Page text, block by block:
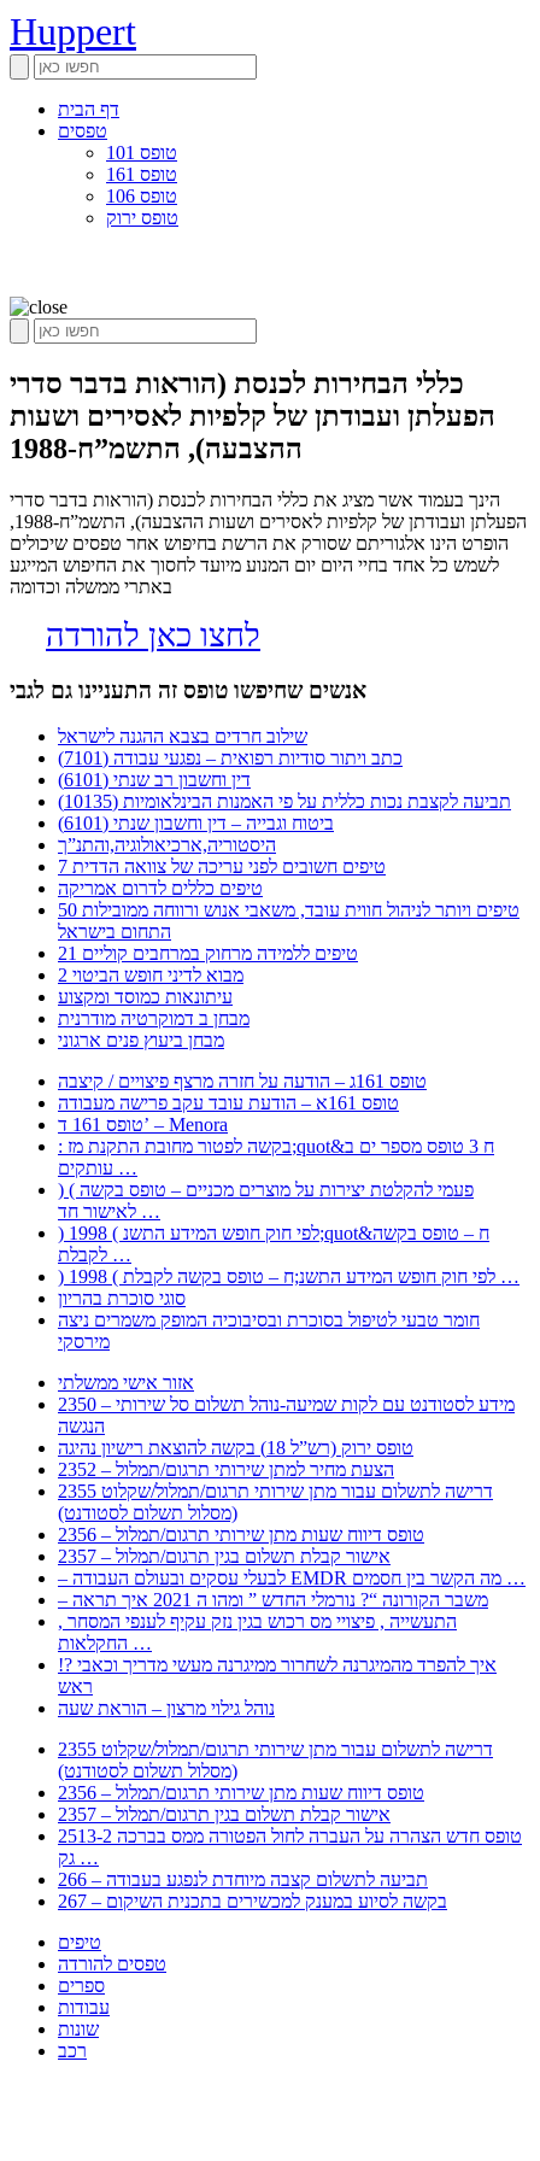
Huppert
דף הבית
טפסים
טופס 101
טופס 161
טופס 106
טופס ירוק
כללי הבחירות לכנסת (הוראות בדבר סדרי
הפעלתן ועבודתן של קלפיות לאסירים ושעות
ההצבעה), התשמ”ח-1988
הינך בעמוד אשר מציג את כללי הבחירות לכנסת (הוראות בדבר סדרי
הפעלתן ועבודתן של קלפיות לאסירים ושעות ההצבעה), התשמ”ח-1988,
הופרט הינו אלגוריתם שסורק את הרשת בחיפוש אחר טפסים שיכולים
לשמש כל אחד בחיי היום יום המנוע מיועד לחסוך את החיפוש המייגע
באתרי ממשלה וכדומה
לחצו כאן להורדה
אנשים שחיפשו טופס זה התעניינו גם לגבי
שילוב חרדים בצבא ההגנה לישראל
כתב ויתור סודיות רפואית – נפגעי עבודה (7101)
דין וחשבון רב שנתי (6101)
תביעה לקצבת נכות כללית על פי האמנות הבינלאומיות (10135)
ביטוח וגבייה – דין וחשבון שנתי (6101)
היסטוריה,ארכיאולוגיה,והתנ”ך
7 טיפים חשובים לפני עריכה של צוואה הדדית
טיפים כללים לדרום אמריקה
50 טיפים ויותר לניהול חווית עובד, משאבי אנוש ורווחה ממובילות
התחום בישראל
21 טיפים ללמידה מרחוק במרחבים קוליים
מבוא לדיני חופש הביטוי 2
עיתונאות כמוסד ומקצוע
מבחן ב דמוקרטיה מודרנית
מבחן ביעוץ פנים ארגוני
טופס 161ג – הודעה על חזרה מרצף פיצויים / קיצבה
טופס 161א – הודעת עובד עקב פרישה מעבודה
טופס 161 ד’ – Menora
: בקשה לפטור מחובת התקנת מז;quot&ח 3 טופס מספר ים ב
עותקים …
) ( פעמי להקלטת יצירות על מוצרים מכניים – טופס בקשה
לאישור חד …
) 1998 ( לפי חוק חופש המידע התשנ;quot&ח – טופס בקשה
לקבלת …
) 1998 ( לפי חוק חופש המידע התשנ;ח – טופס בקשה לקבלת …
סוגי סוכרת בהריון
חומר טבעי לטיפול בסוכרת ובסיבוכיה המופק משמרים ניצה
מירסקי
אזור אישי ממשלתי
2350 – מידע לסטודנט עם לקות שמיעה-נוהל תשלום סל שירותי
הנגשה
טופס ירוק (רש”ל 18) בקשה להוצאת רישיון נהיגה
2352 – הצעת מחיר למתן שירותי תרגום/תמלול
2355 דרישה לתשלום עבור מתן שירותי תרגום/תמלול/שקלוט
(מסלול תשלום לסטודנט)
2356 – טופס דיווח שעות מתן שירותי תרגום/תמלול
2357 – אישור קבלת תשלום בגין תרגום/תמלול
– לבעלי עסקים ובעולם העבודה EMDR מה הקשר בין חסמים …
– משבר הקורונה “? נורמלי החדש ” ומהו ה 2021 איך תראה
, התעשייה , פיצויי מס רכוש בגין נזק עקיף לענפי המסחר
החקלאות …
!? איך להפרד מהמיגרנה לשחרור ממיגרנה מעשי מדריך וכאבי
ראש
נוהל גילוי מרצון – הוראת שעה
2355 דרישה לתשלום עבור מתן שירותי תרגום/תמלול/שקלוט
(מסלול תשלום לסטודנט)
2356 – טופס דיווח שעות מתן שירותי תרגום/תמלול
2357 – אישור קבלת תשלום בגין תרגום/תמלול
2513-2 טופס חדש הצהרה על העברה לחול הפטורה ממס בברכה
גק …
266 – תביעה לתשלום קצבה מיוחדת לנפגע בעבודה
267 – בקשה לסיוע במענק למכשירים בתכנית השיקום
טיפים
טפסים להורדה
ספרים
עבודות
שונות
רכב